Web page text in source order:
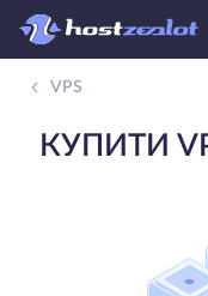
VPS
КУПИТИ